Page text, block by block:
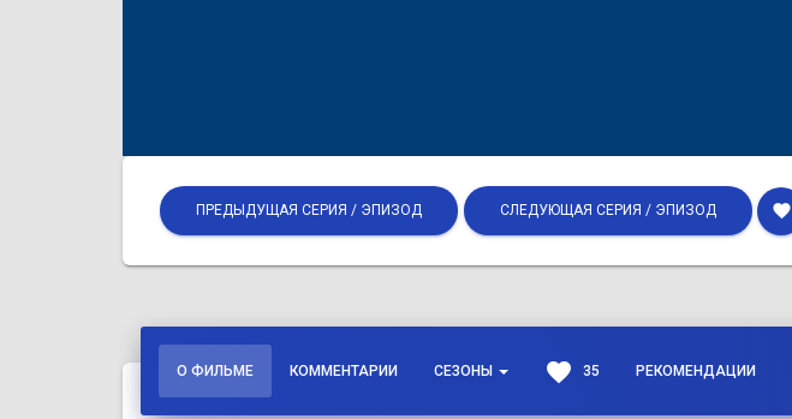
ПРЕДЫДУЩАЯ СЕРИЯ / ЭПИЗОД СЛЕДУЮЩАЯ СЕРИЯ / ЭПИЗОД favorite
О ФИЛЬМЕ КОММЕНТАРИИ СЕЗОНЫ favorite 35 РЕКОМЕНДАЦИИ